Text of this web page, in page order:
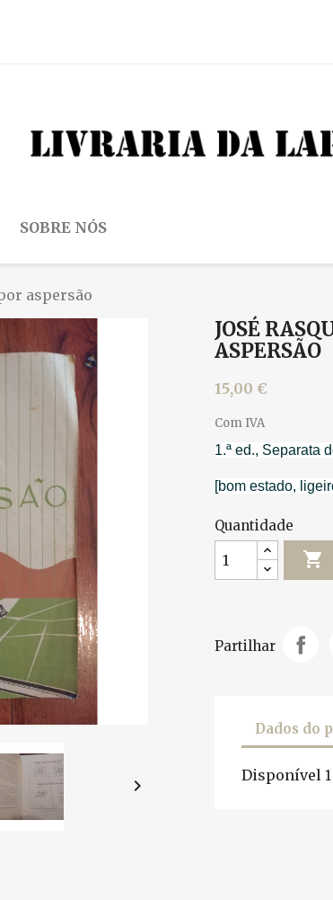
SOBRE NÓS
aspersão

JOSÉ
ASPERSÃO
15,00 €
Com IVA
1.ª ed., Separata
[bom estado,
Quantidade

Partilhar
Dados do
Disponível